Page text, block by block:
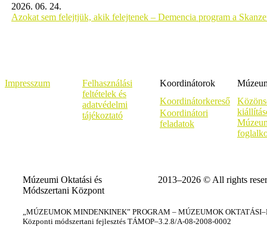
2026. 06. 24.
Azokat sem felejtjük, akik felejtenek – Demencia program a
Impresszum
Felhasználási
feltételek és
adatvédelmi
tájékoztató
Koordinátorok
Koordinátorkereső
Koordinátori
feladatok
Múzeumi Oktatási és
Módszertani Központ
2013–2026 © All rights
„MÚZEUMOK MINDENKINEK” PROGRAM – MÚZEUMOK
Központi módszertani fejlesztés TÁMOP–3.2.8/A-08-2008-0002